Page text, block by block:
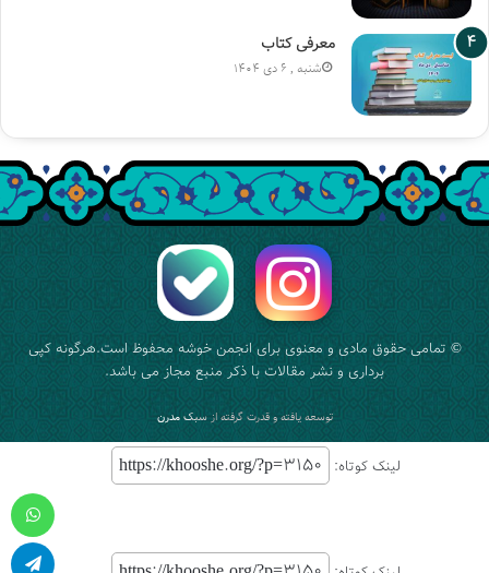
معرفی کتاب
شنبه , 6 دی 1404
© تمامی حقوق مادی و معنوی برای انجمن خوشه محفوظ است.هرگونه کپی
برداری و نشر مقالات با ذکر منبع مجاز می باشد.
توسعه یافته و قدرت گرفته ازسبک مدرن
لینک کوتاه:
واتس آپ